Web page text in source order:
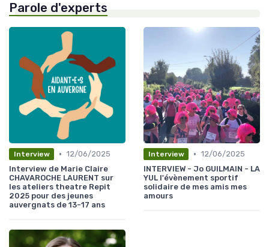
Parole d'experts
Interview • 12/06/2025
Interview de Marie Claire
CHAVAROCHE LAURENT sur
les ateliers theatre Repit
2025 pour des jeunes
auvergnats de 13-17 ans
Interview • 12/06/2025
INTERVIEW - Jo GUILMAIN - LA
YUL l'évènement sportif
solidaire de mes amis mes
amours